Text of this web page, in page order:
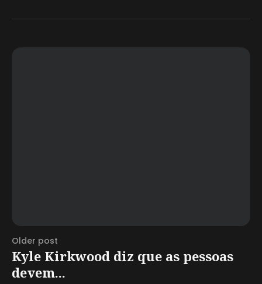
Older post
Kyle Kirkwood diz que as pessoas
devem...